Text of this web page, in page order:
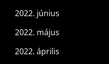
2022. június
2022. május
2022. április